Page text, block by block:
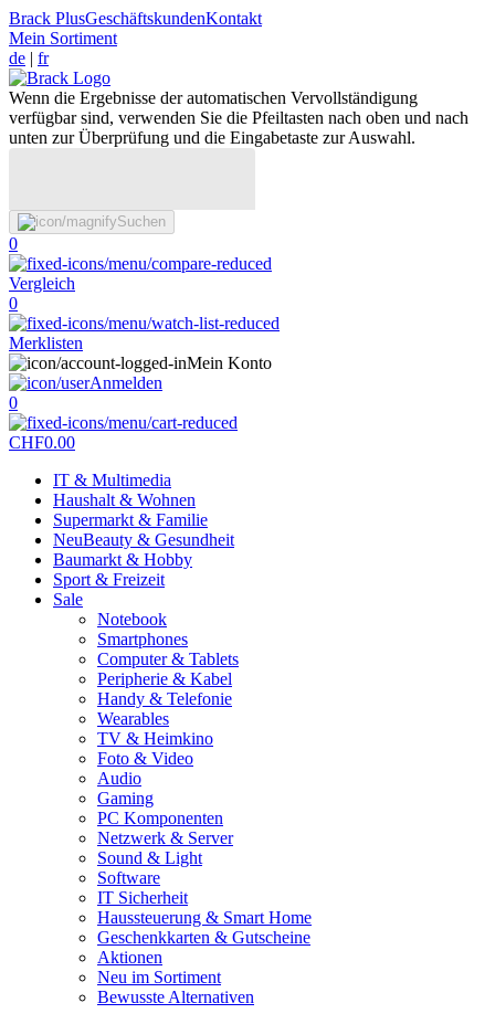
Brack PlusGeschäftskundenKontakt
Mein Sortiment
de | fr
Wenn die Ergebnisse der automatischen Vervollständigung
verfügbar sind, verwenden Sie die Pfeiltasten nach oben und nach
unten zur Überprüfung und die Eingabetaste zur Auswahl.
Suchen
0
Vergleich
0
Merklisten
Mein Konto
Anmelden
0
CHF0.00
IT & Multimedia
Haushalt & Wohnen
Supermarkt & Familie
NeuBeauty & Gesundheit
Baumarkt & Hobby
Sport & Freizeit
Sale
Notebook
Smartphones
Computer & Tablets
Peripherie & Kabel
Handy & Telefonie
Wearables
TV & Heimkino
Foto & Video
Audio
Gaming
PC Komponenten
Netzwerk & Server
Sound & Light
Software
IT Sicherheit
Haussteuerung & Smart Home
Geschenkkarten & Gutscheine
Aktionen
Neu im Sortiment
Bewusste Alternativen